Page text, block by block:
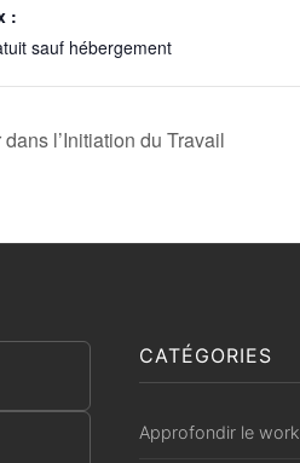
:
sauf hébergement
l’Initiation du Travail
CATÉGORIES
Approfondir le work